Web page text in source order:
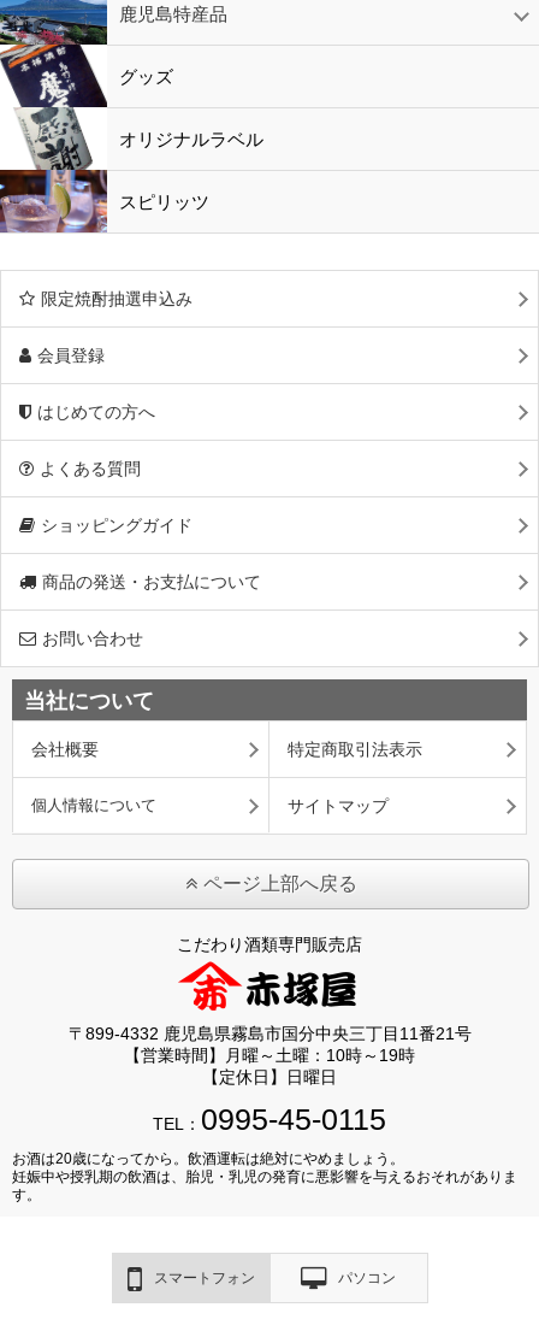
鹿児島特産品
黒酢・酢
水
鹿児島特産品
おつまみ グッズ
オリジナルラベル
スピリッツ
限定焼酎抽選申込み
会員登録
はじめての方へ
よくある質問
ショッピングガイド
商品の発送・お支払について
お問い合わせ
当社について
会社概要 特定商取引法表示
個人情報について サイトマップ
ページ上部へ戻る
こだわり酒類専門販売店
〒899-4332 鹿児島県霧島市国分中央三丁目11番21号
【営業時間】月曜～土曜：10時～19時
【定休日】日曜日
TEL： 0995-45-0115
お酒は20歳になってから。飲酒運転は絶対にやめましょう。
妊娠中や授乳期の飲酒は、胎児・乳児の発育に悪影響を与えるおそれがありま
す。
スマートフォン パソコン